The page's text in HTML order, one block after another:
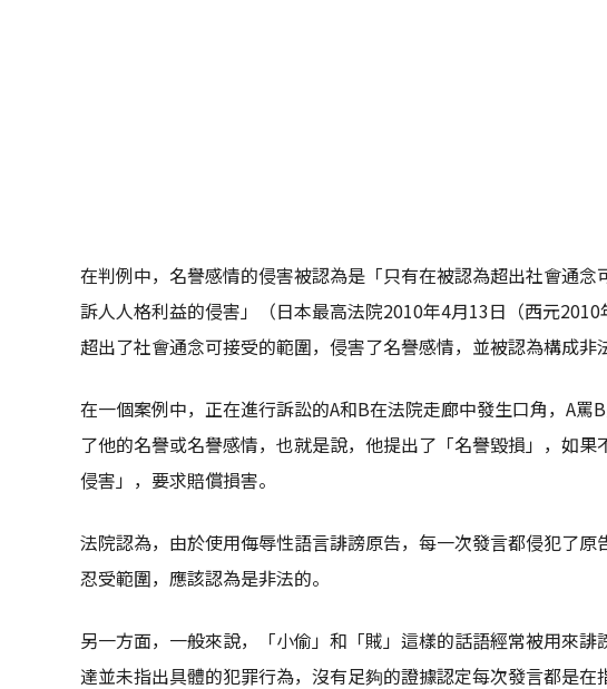
在判例中，名譽感情的侵害被認為是「只有在被認為超出社會通
訴人人格利益的侵害」（日本最高法院2010年4月13日（西元
超出了社會通念可接受的範圍，侵害了名譽感情，並被認為構成非
在一個案例中，正在進行訴訟的A和B在法院走廊中發生口角，A罵
了他的名譽或名譽感情，也就是說，他提出了「名譽毀損」，如
侵害」，要求賠償損害。
法院認為，由於使用侮辱性語言誹謗原告，每一次發言都侵犯了
忍受範圍，應該認為是非法的。
另一方面，一般來說，「小偷」和「賊」這樣的話語經常被用來
達並未指出具體的犯罪行為，沒有足夠的證據認定每次發言都是